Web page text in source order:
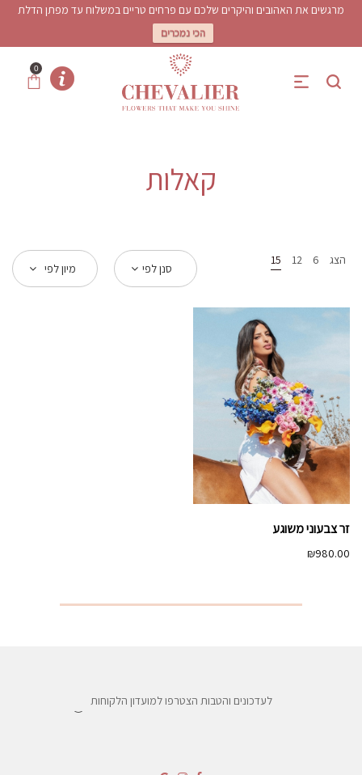
מרגשים את האהובים והיקרים שלכם עם פרחים טריים במשלוח עד מפתן הדלת
הכי נמכרים
0
קאלות
הצג 6
12
15
סנן לפי מיון לפי
זר צבעוני משוגע
₪980.00
לעדכונים והטבות הצטרפו למועדון הלקוחות